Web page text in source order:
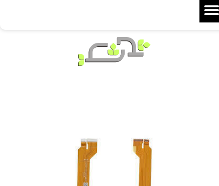
خروج از حساب کاربری